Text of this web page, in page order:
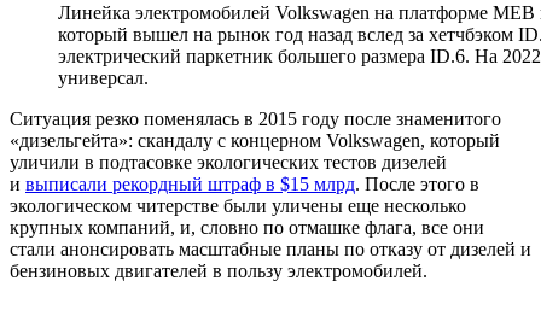
Линейка электромобилей Volkswagen на платформе
который вышел на рынок год назад вслед за хетчбэком
электрический паркетник большего размера ID.6. На
универсал.
Ситуация резко поменялась в 2015 году после знаменитого
«дизельгейта»: скандалу с концерном Volkswagen, который
уличили в подтасовке экологических тестов дизелей
и выписали рекордный штраф в $15 млрд. После этого в
экологическом читерстве были уличены еще несколько
крупных компаний, и, словно по отмашке флага, все они
стали анонсировать масштабные планы по отказу от дизелей и
бензиновых двигателей в пользу электромобилей.